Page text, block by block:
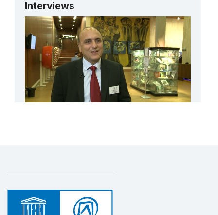
Plan d’action pour la sauvegarde, la
promotion et la mise en valeur de «
L’espace culturel des Bedu de Petra et
Wadi Rum »
1 décembre 2006 – 1 mars 2009
Montant (US$)0
Interviews